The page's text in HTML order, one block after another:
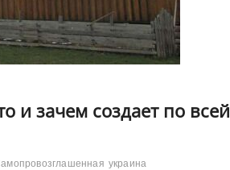
и зачем создает по всей
украина